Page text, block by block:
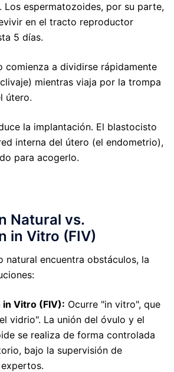
Los espermatozoides, por su parte,
en el tracto reproductor
5 días.
comienza a dividirse rápidamente
mientras viaja por la trompa
útero.
la implantación. El blastocisto
interna del útero (el endometrio),
para acogerlo.
Natural vs.
in Vitro (FIV)
natural encuentra obstáculos, la
in Vitro (FIV): Ocurre "in vitro", que
vidrio". La unión del óvulo y el
se realiza de forma controlada
bajo la supervisión de